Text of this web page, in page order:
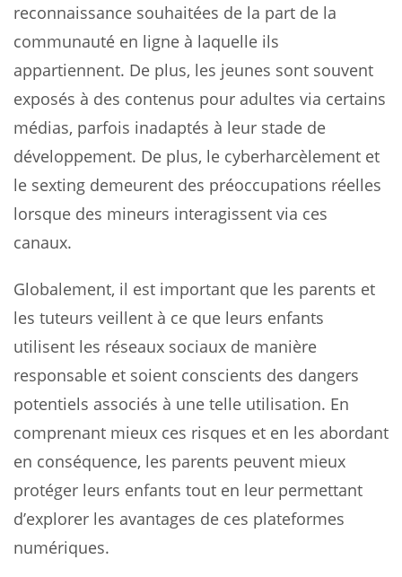
reconnaissance souhaitées de la part de la
communauté en ligne à laquelle ils
appartiennent. De plus, les jeunes sont souvent
exposés à des contenus pour adultes via certains
médias, parfois inadaptés à leur stade de
développement. De plus, le cyberharcèlement et
le sexting demeurent des préoccupations réelles
lorsque des mineurs interagissent via ces
canaux.
Globalement, il est important que les parents et
les tuteurs veillent à ce que leurs enfants
utilisent les réseaux sociaux de manière
responsable et soient conscients des dangers
potentiels associés à une telle utilisation. En
comprenant mieux ces risques et en les abordant
en conséquence, les parents peuvent mieux
protéger leurs enfants tout en leur permettant
d’explorer les avantages de ces plateformes
numériques.